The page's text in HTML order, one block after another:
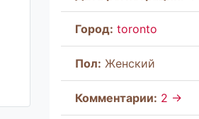
Город: toronto
Пол: Женский
Комментарии: 2 →